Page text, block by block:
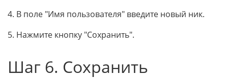
4. В поле "Имя пользователя" введите новый ник.
5. Нажмите кнопку "Сохранить".
Шаг 6. Сохранить